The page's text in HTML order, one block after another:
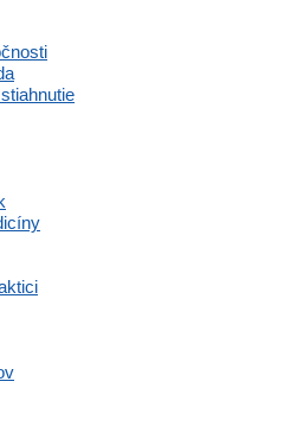
konferencia Slovenskej
všeobecného praktického